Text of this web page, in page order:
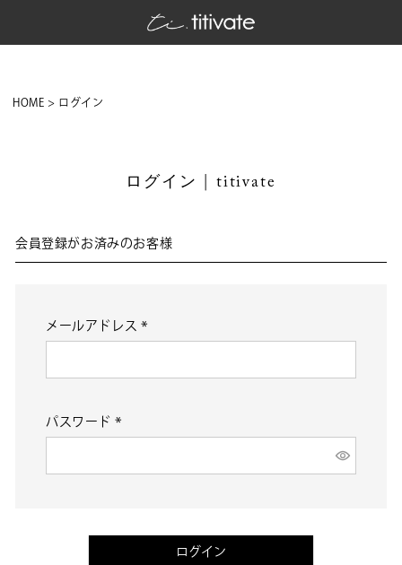
HOME ログイン
ログイン | titivate
会員登録がお済みのお客様
メールアドレス
須)
パスワード
須)
ログイン